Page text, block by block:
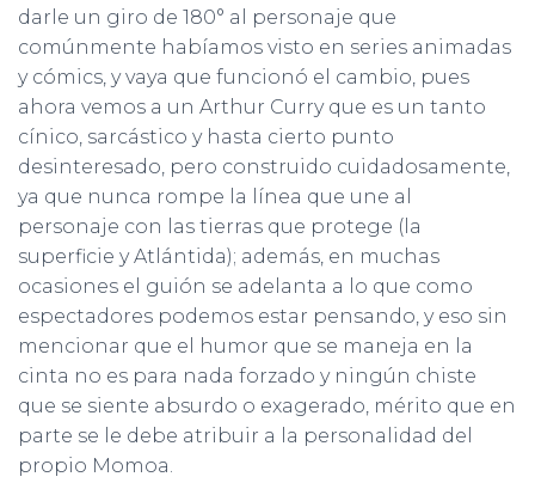
darle un giro de 180° al personaje que
comúnmente habíamos visto en series animadas
y cómics, y vaya que funcionó el cambio, pues
ahora vemos a un Arthur Curry que es un tanto
cínico, sarcástico y hasta cierto punto
desinteresado, pero construido cuidadosamente,
ya que nunca rompe la línea que une al
personaje con las tierras que protege (la
superficie y Atlántida); además, en muchas
ocasiones el guión se adelanta a lo que como
espectadores podemos estar pensando, y eso sin
mencionar que el humor que se maneja en la
cinta no es para nada forzado y ningún chiste
que se siente absurdo o exagerado, mérito que en
parte se le debe atribuir a la personalidad del
propio Momoa.